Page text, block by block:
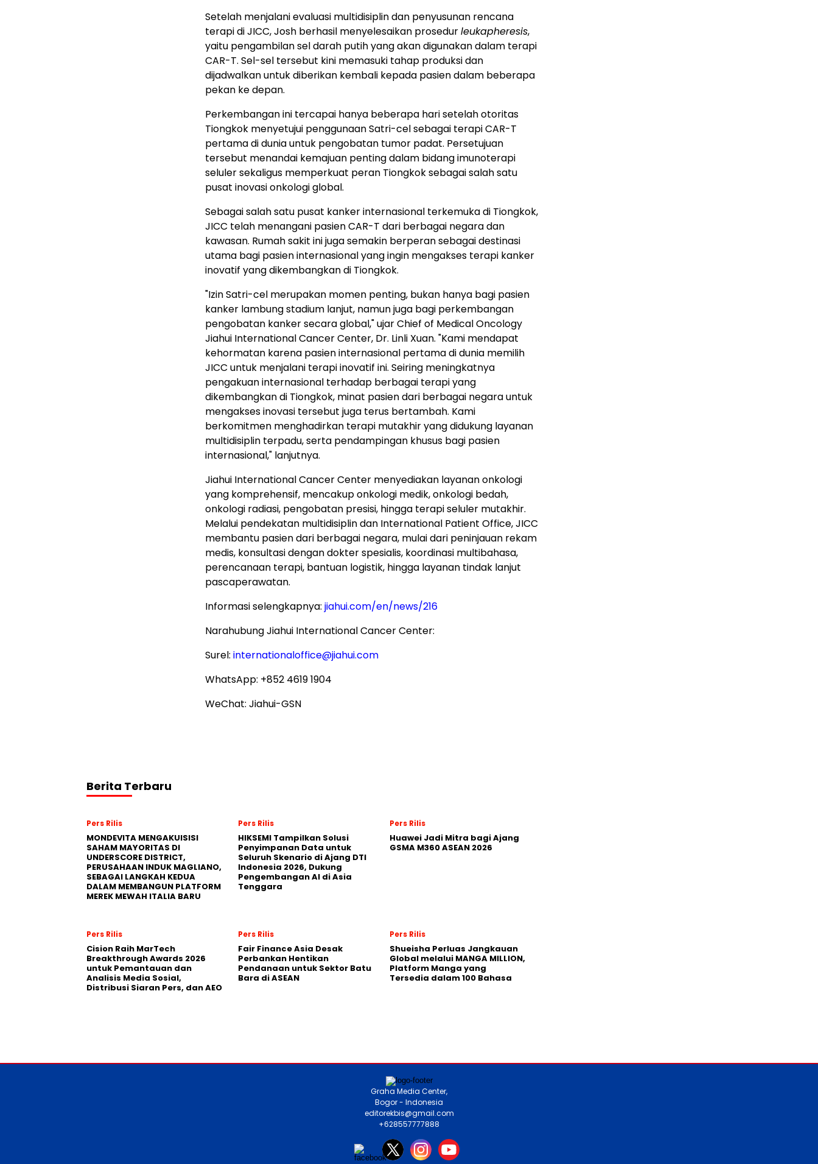
Setelah menjalani evaluasi multidisiplin dan penyusunan rencana
terapi di JICC, Josh berhasil menyelesaikan prosedurleukapheresis,
yaitu pengambilan sel darah putih yang akan digunakan dalam terapi
CAR-T. Sel-sel tersebut kini memasuki tahap produksi dan
dijadwalkan untuk diberikan kembali kepada pasien dalam beberapa
pekan ke depan.
Perkembangan ini tercapai hanya beberapa hari setelah otoritas
Tiongkok menyetujui penggunaan Satri-cel sebagai terapi CAR-T
pertama di dunia untuk pengobatan tumor padat. Persetujuan
tersebut menandai kemajuan penting dalam bidang imunoterapi
seluler sekaligus memperkuat peran Tiongkok sebagai salah satu
pusat inovasi onkologi global.
Sebagai salah satu pusat kanker internasional terkemuka di Tiongkok,
JICC telah menangani pasien CAR-T dari berbagai negara dan
kawasan. Rumah sakit ini juga semakin berperan sebagai destinasi
utama bagi pasien internasional yang ingin mengakses terapi kanker
inovatif yang dikembangkan di Tiongkok.
"Izin Satri-cel merupakan momen penting, bukan hanya bagi pasien
kanker lambung stadium lanjut, namun juga bagi perkembangan
pengobatan kanker secara global," ujar Chief of Medical Oncology
Jiahui International Cancer Center, Dr. Linli Xuan. "Kami mendapat
kehormatan karena pasien internasional pertama di dunia memilih
JICC untuk menjalani terapi inovatif ini. Seiring meningkatnya
pengakuan internasional terhadap berbagai terapi yang
dikembangkan di Tiongkok, minat pasien dari berbagai negara untuk
mengakses inovasi tersebut juga terus bertambah. Kami
berkomitmen menghadirkan terapi mutakhir yang didukung layanan
multidisiplin terpadu, serta pendampingan khusus bagi pasien
internasional," lanjutnya.
Jiahui International Cancer Center menyediakan layanan onkologi
yang komprehensif, mencakup onkologi medik, onkologi bedah,
onkologi radiasi, pengobatan presisi, hingga terapi seluler mutakhir.
Melalui pendekatan multidisiplin dan International Patient Office, JICC
membantu pasien dari berbagai negara, mulai dari peninjauan rekam
medis, konsultasi dengan dokter spesialis, koordinasi multibahasa,
perencanaan terapi, bantuan logistik, hingga layanan tindak lanjut
pascaperawatan.
Informasi selengkapnya: jiahui.com/en/news/216
Narahubung Jiahui International Cancer Center:
Surel: internationaloffice@jiahui.com
WhatsApp: +852 4619 1904
WeChat: Jiahui-GSN
Berita Terbaru
Pers Rilis
MONDEVITA MENGAKUISISI
SAHAM MAYORITAS DI
UNDERSCORE DISTRICT,
PERUSAHAAN INDUK MAGLIANO,
SEBAGAI LANGKAH KEDUA
DALAM MEMBANGUN PLATFORM
MEREK MEWAH ITALIA BARU
Pers Rilis
HIKSEMI Tampilkan Solusi
Penyimpanan Data untuk
Seluruh Skenario di Ajang DTI
Indonesia 2026, Dukung
Pengembangan AI di Asia
Tenggara
Pers Rilis
Huawei Jadi Mitra bagi Ajang
GSMA M360 ASEAN 2026
Pers Rilis
Cision Raih MarTech
Breakthrough Awards 2026
untuk Pemantauan dan
Analisis Media Sosial,
Distribusi Siaran Pers, dan AEO
Pers Rilis
Fair Finance Asia Desak
Perbankan Hentikan
Pendanaan untuk Sektor Batu
Bara di ASEAN
Pers Rilis
Shueisha Perluas Jangkauan
Global melalui MANGA MILLION,
Platform Manga yang
Tersedia dalam 100 Bahasa
Graha Media Center,
Bogor - Indonesia
editorekbis@gmail.com
+628557777888